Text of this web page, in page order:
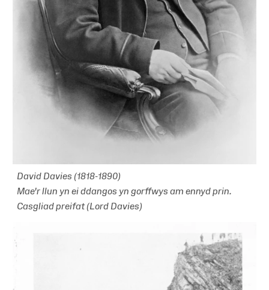
David Davies (1818-1890)
Mae'r llun yn ei ddangos yn gorffwys am ennyd prin.
Casgliad preifat (Lord Davies)